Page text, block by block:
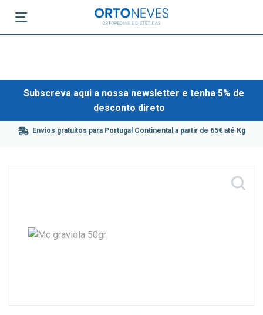
Subscreva aqui a nossa newsletter e tenha 5% de
desconto direto
Envios gratuitos para Portugal Continental a partir de 65€ até Kg